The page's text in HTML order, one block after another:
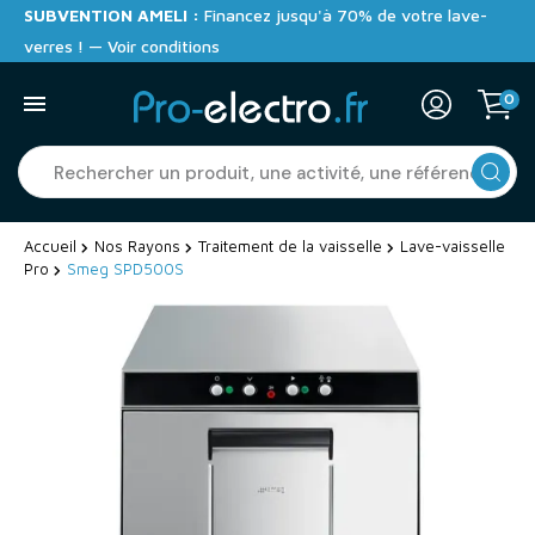
SUBVENTION AMELI : Financez jusqu'à 70% de votre lave-
verres ! — Voir conditions
0
Accueil Nos Rayons Traitement de la vaisselle
Lave-vaisselle
Pro
Smeg SPD500S